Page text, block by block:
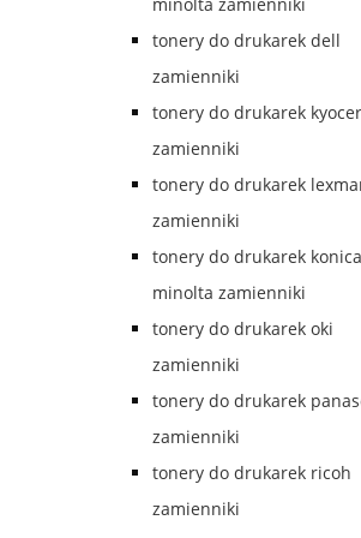
tonery do drukarek dell
zamienniki
tonery do drukarek
zamienniki
tonery do drukarek
zamienniki
tonery do drukarek konica
minolta zamienniki
tonery do drukarek oki
zamienniki
tonery do drukarek
zamienniki
tonery do drukarek ricoh
zamienniki